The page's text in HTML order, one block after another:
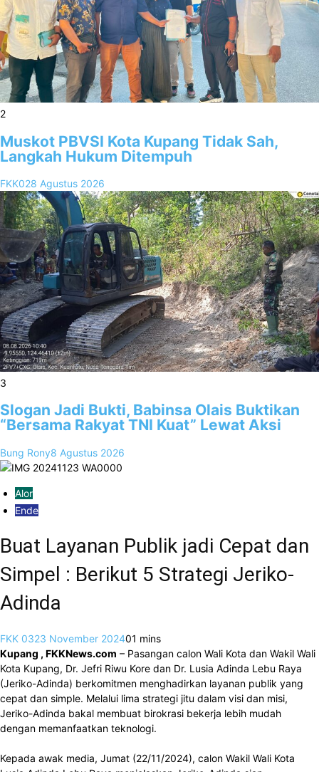
2
Muskot PBVSI Kota Kupang Tidak Sah,
Langkah Hukum Ditempuh
FKK028 Agustus 2026
3
Slogan Jadi Bukti, Babinsa Olais Buktikan
“Bersama Rakyat TNI Kuat” Lewat Aksi
Bung Rony8 Agustus 2026
Alor
Ende
Buat Layanan Publik jadi Cepat dan
Simpel : Berikut 5 Strategi Jeriko-
Adinda
FKK 0323 November 202401 mins
Kupang , FKKNews.com – Pasangan calon Wali Kota dan Wakil Wali
Kota Kupang, Dr. Jefri Riwu Kore dan Dr. Lusia Adinda Lebu Raya
(Jeriko-Adinda) berkomitmen menghadirkan layanan publik yang
cepat dan simple. Melalui lima strategi jitu dalam visi dan misi,
Jeriko-Adinda bakal membuat birokrasi bekerja lebih mudah
dengan memanfaatkan teknologi.
Kepada awak media, Jumat (22/11/2024), calon Wakil Wali Kota